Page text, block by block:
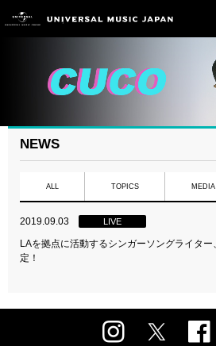
NEWS
ALL TOPICS MEDIA
2019.09.03 LIVE
LAを拠点に活動するシンガーソングライタ
定！